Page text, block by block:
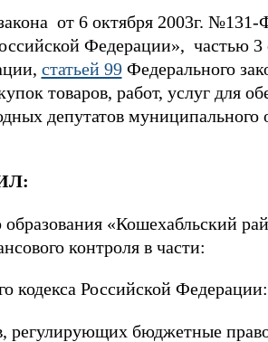
от 6 октября 2003г.
Федерации», частью 3
статьей 99Федерального
товаров, работ, услуг для
депутатов муниципального
«Кошехабльский
контроля в части:
кодекса Российской Федерации:
регулирующих бюджетные